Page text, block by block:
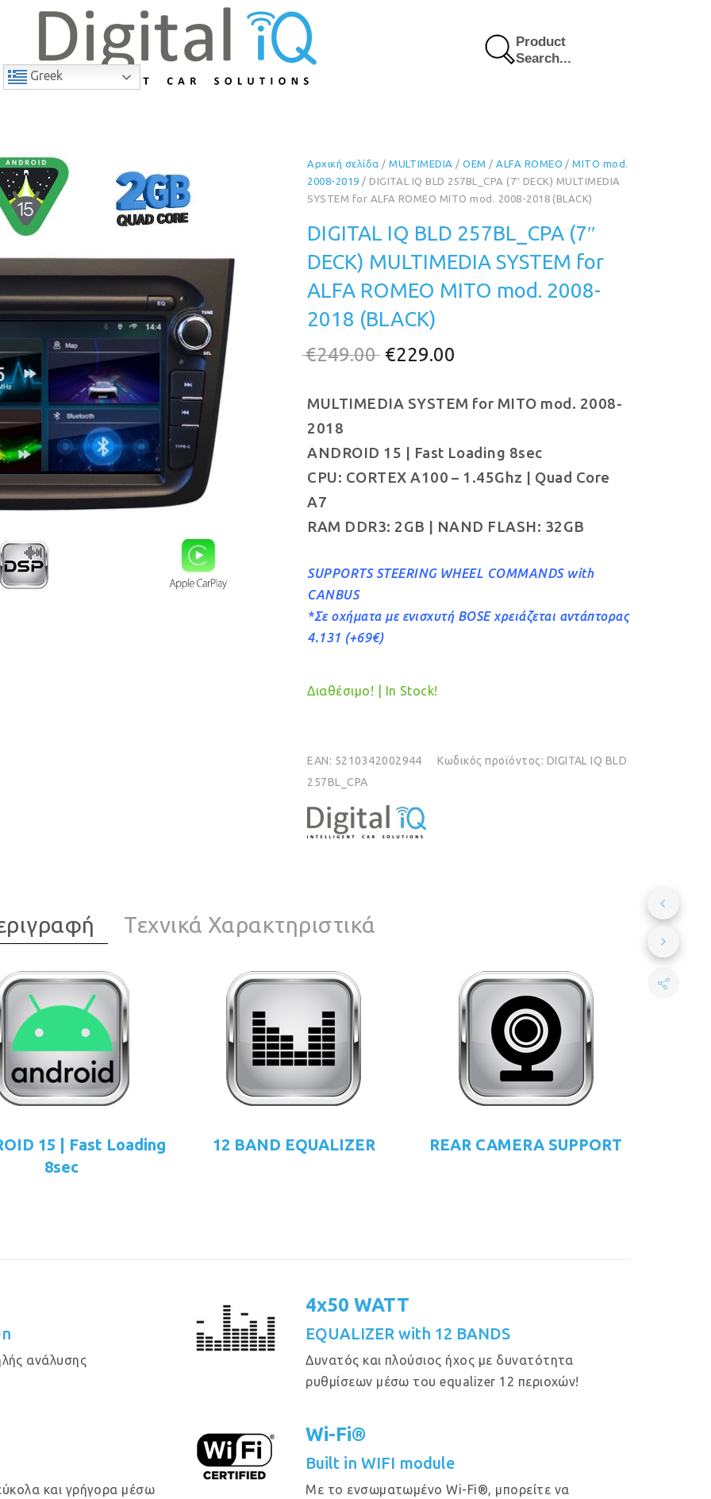
Greek
Product
Search...
8% Έκπτωση
Αρχική σελίδα /MULTIMEDIA /OEM /ALFA ROMEO /MITO mod.
2008-2019 / DIGITAL IQ BLD 257BL_CPA (7″ DECK) MULTIMEDIA
SYSTEM for ALFA ROMEO MITO mod. 2008-2018 (BLACK)
DIGITAL IQ BLD 257BL_CPA (7″
DECK) MULTIMEDIA SYSTEM for
ALFA ROMEO MITO mod. 2008-
2018 (BLACK)
€249.00 Original
was:
€229.00
τιμή
€229.00.
MULTIMEDIA SYSTEM for MITO mod. 2008-
2018
ANDROID 15 | Fast Loading 8sec
CPU: CORTEX A100 – 1.45Ghz | Quad Core
A7
RAM DDR3: 2GB | NAND FLASH: 32GB
SUPPORTS STEERING WHEEL COMMANDS with
CANBUS
*Σε οχήματα με ενισχυτή BOSE χρειάζεται αντάπτορας
4.131 (+69€)
Διαθέσιμο! | In Stock!
EAN: 5210342002944 Κωδικός προϊόντος: DIGITAL IQ BLD
257BL_CPA
Τεχνικά Χαρακτηριστικά
15 | Fast Loading
8sec
12 BAND EQUALIZER REAR CAMERA SUPPORT
ανάλυσης
4x50 WATT
EQUALIZER with 12 BANDS
Δυνατός και πλούσιος ήχος με δυνατότητα
ρυθμίσεων μέσω του equalizer 12 περιοχών!
και γρήγορα μέσω
Wi-Fi®
Built in WIFI module
Με το ενσωματωμένο Wi-Fi®, μπορείτε να